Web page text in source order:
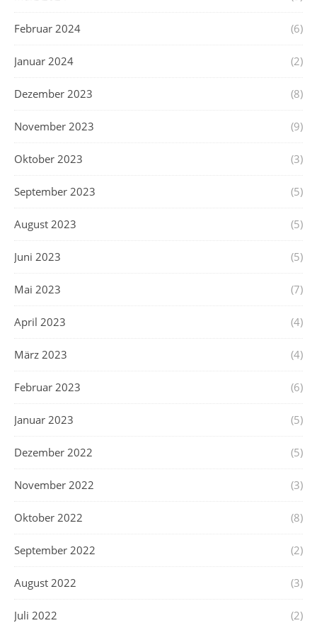
Februar 2024 (6)
Januar 2024 (2)
Dezember 2023 (8)
November 2023 (9)
Oktober 2023 (3)
September 2023 (5)
August 2023 (5)
Juni 2023 (5)
Mai 2023 (7)
April 2023 (4)
März 2023 (4)
Februar 2023 (6)
Januar 2023 (5)
Dezember 2022 (5)
November 2022 (3)
Oktober 2022 (8)
September 2022 (2)
August 2022 (3)
Juli 2022 (2)